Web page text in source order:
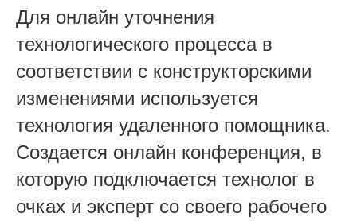
Для онлайн уточнения
технологического процесса в
соответствии с конструкторскими
изменениями используется
технология удаленного помощника.
Создается онлайн конференция, в
которую подключается технолог в
очках и эксперт со своего рабочего